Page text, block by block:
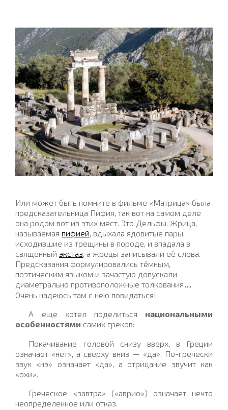
Или может быть помните в фильме «Матрица» была
предсказательница Пифия, так вот на самом деле
она родом вот из этих мест. Это Дельфы. Жрица,
называемая пифией, вдыхала ядовитые пары,
исходившие из трещины в породе, и впадала в
священный экстаз, а жрецы записывали её слова.
Предсказания формулировались тёмным,
поэтическим языком и зачастую допускали
диаметрально противоположные толкования…
Очень надеюсь там с нею повидаться!
А еще хотел поделиться национальными
особенностями самих греков:
Покачивание головой снизу вверх, в Греции
означает «нет», а сверху вниз — «да». По-гречески
звук «нэ» означает «да», а отрицание звучит как
«охи».
Греческое «завтра» («аврио») означает нечто
неопределенное или отказ.